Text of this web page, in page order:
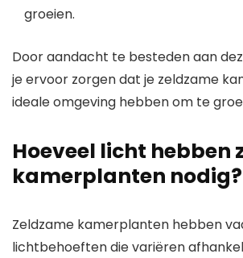
groeien.
Door aandacht te besteden aan
je ervoor zorgen dat je zeldzame
ideale omgeving hebben om te
Hoeveel licht hebben
kamerplanten nodig?
Zeldzame kamerplanten hebben
lichtbehoeften die variëren